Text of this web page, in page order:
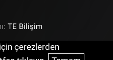
TE Bilişim
çerezlerden